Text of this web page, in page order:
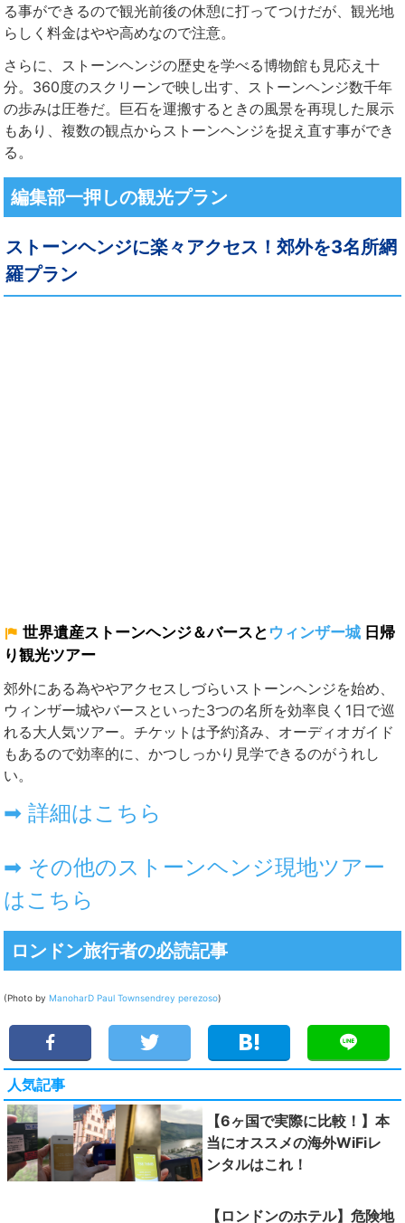
る事ができるので観光前後の休憩に打ってつけだが、観光地
らしく料金はやや高めなので注意。
さらに、ストーンヘンジの歴史を学べる博物館も見応え十
分。360度のスクリーンで映し出す、ストーンヘンジ数千年
の歩みは圧巻だ。巨石を運搬するときの風景を再現した展示
もあり、複数の観点からストーンヘンジを捉え直す事ができ
る。
編集部一押しの観光プラン
ストーンヘンジに楽々アクセス！郊外を3名所網
羅プラン
世界遺産ストーンヘンジ＆バースと ウィンザー城 日帰
り観光ツアー
郊外にある為ややアクセスしづらいストーンヘンジを始め、
ウィンザー城やバースといった3つの名所を効率良く1日で巡
れる大人気ツアー。チケットは予約済み、オーディオガイド
もあるので効率的に、かつしっかり見学できるのがうれし
い。
➡ 詳細はこちら
➡ その他のストーンヘンジ現地ツアー
はこちら
ロンドン旅行者の必読記事
(Photo by ManoharD Paul Townsendrey perezoso)
人気記事
【6ヶ国で実際に比較！】本
当にオススメの海外WiFiレ
ンタルはこれ！
【ロンドンのホテル】危険地